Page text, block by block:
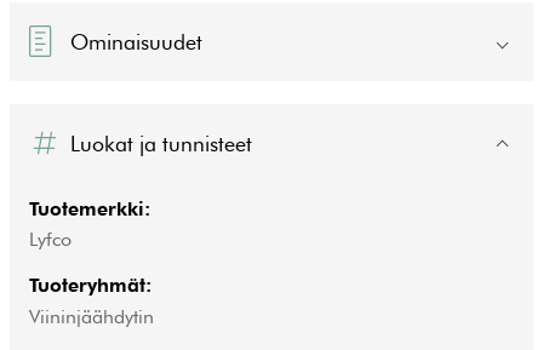
Ominaisuudet
Luokat ja tunnisteet
Tuotemerkki:
Lyfco
Tuoteryhmät:
Viininjäähdytin